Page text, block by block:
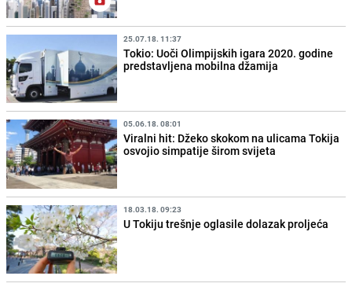
25.07.18. 11:37
Tokio: Uoči Olimpijskih igara 2020. godine
predstavljena mobilna džamija
05.06.18. 08:01
Viralni hit: Džeko skokom na ulicama Tokija
osvojio simpatije širom svijeta
18.03.18. 09:23
U Tokiju trešnje oglasile dolazak proljeća